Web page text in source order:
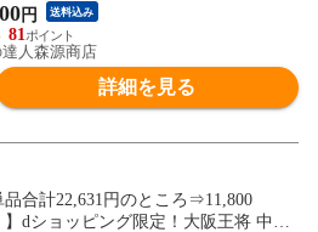
円 送料込み
81
人森源商店
詳細を見る
品合計22,631円のところ⇒11,800
】dショッピング限定！大阪王将 中華